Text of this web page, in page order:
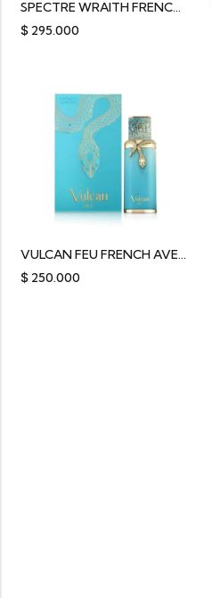
SPECTRE WRAITH FRENCH AVENUE 100ML
$295.000
VULCAN FEU FRENCH AVENUE
$250.000